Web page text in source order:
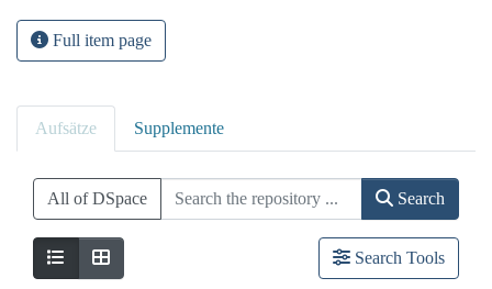
Full item page
Aufsätze Supplemente
All of DSpace Search
Search Tools